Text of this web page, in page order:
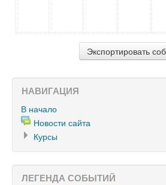
НАВИГАЦИЯ
В начало
Новости сайта
Курсы
ЛЕГЕНДА СОБЫТИЙ